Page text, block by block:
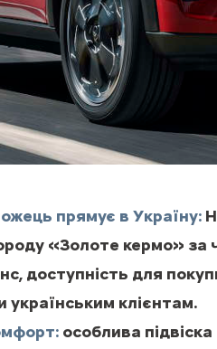
прямує в Україну:
«Золоте кермо» за
доступність для
українським клієнтам.
особлива